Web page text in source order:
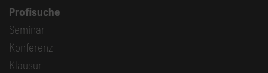
Profisuche
Seminar
Konferenz
Klausur